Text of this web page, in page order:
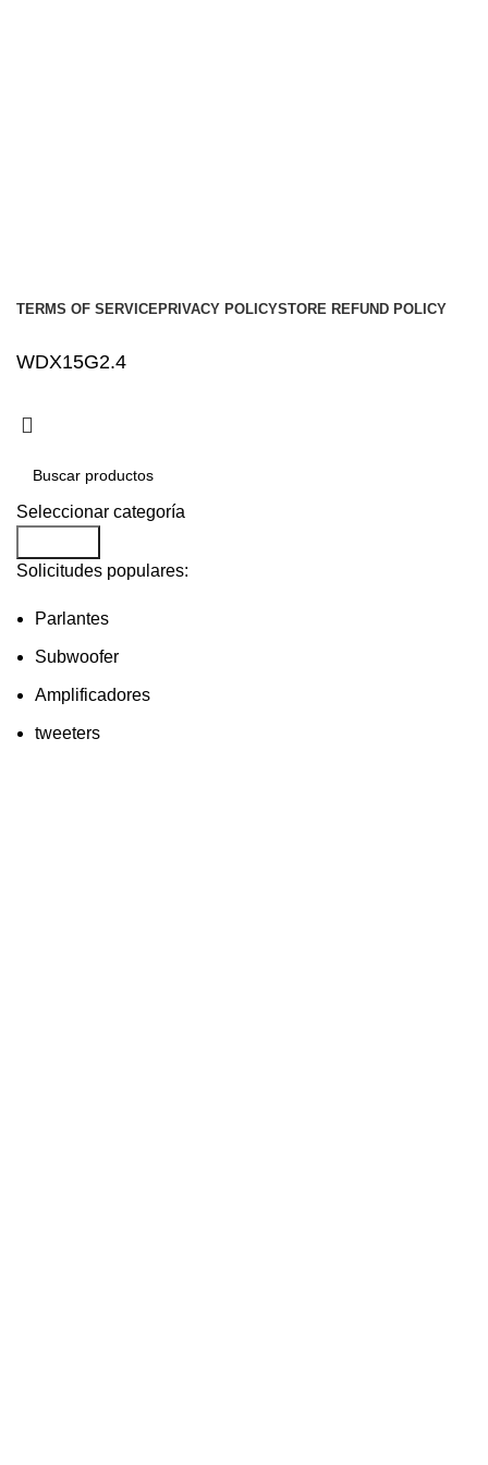
TERMS OF SERVICEPRIVACY POLICYSTORE REFUND POLICY
WDX15G2.4
Seleccionar categoría
Solicitudes populares:
Parlantes
Subwoofer
Amplificadores
tweeters